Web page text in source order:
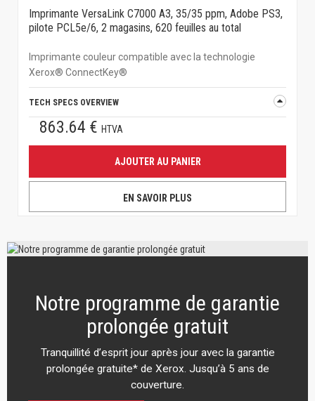
Imprimante VersaLink C7000 A3, 35/35 ppm, Adobe PS3,
pilote PCL5e/6, 2 magasins, 620 feuilles au total
Imprimante couleur compatible avec la technologie
Xerox® ConnectKey®
TECH SPECS OVERVIEW
863.64 € HTVA
AJOUTER AU PANIER
EN SAVOIR PLUS
Notre programme de garantie
prolongée gratuit
Tranquillité d’esprit jour après jour avec la garantie
prolongée gratuite* de Xerox. Jusqu’à 5 ans de
couverture.